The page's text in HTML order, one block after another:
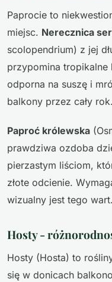
Paprocie to
miejsc. Nerecznica
scolopendrium) z jej
przypomina
odporna na suszę i
balkony przez cały rok.
Paproć królewska
prawdziwa ozdoba
pierzastym liściom,
złote odcienie.
wizualny jest tego wart.
Hosty -
Hosty (Hosta) to
się w donicach